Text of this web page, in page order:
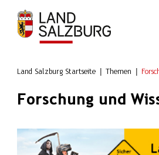
Zum Hauptinhalt springen
Land Salzburg Startseite Themen
Forschung und